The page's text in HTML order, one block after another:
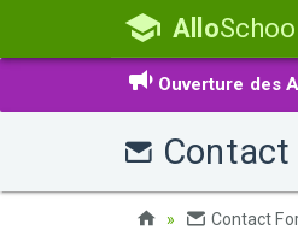
Allo
Ouverture des
Contact
Contact